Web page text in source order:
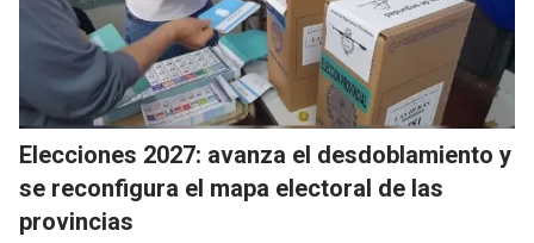
Elecciones 2027: avanza el desdoblamiento y
se reconfigura el mapa electoral de las
provincias